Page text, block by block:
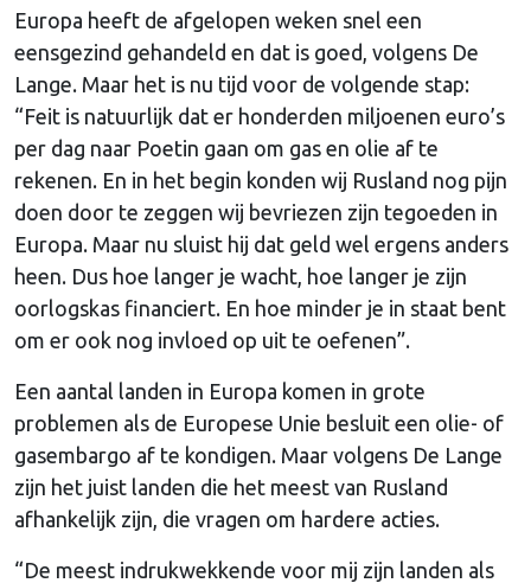
Europa heeft de afgelopen weken snel een
eensgezind gehandeld en dat is goed, volgens De
Lange. Maar het is nu tijd voor de volgende stap:
“Feit is natuurlijk dat er honderden miljoenen euro’s
per dag naar Poetin gaan om gas en olie af te
rekenen. En in het begin konden wij Rusland nog pijn
doen door te zeggen wij bevriezen zijn tegoeden in
Europa. Maar nu sluist hij dat geld wel ergens anders
heen. Dus hoe langer je wacht, hoe langer je zijn
oorlogskas financiert. En hoe minder je in staat bent
om er ook nog invloed op uit te oefenen”.
Een aantal landen in Europa komen in grote
problemen als de Europese Unie besluit een olie- of
gasembargo af te kondigen. Maar volgens De Lange
zijn het juist landen die het meest van Rusland
afhankelijk zijn, die vragen om hardere acties.
“De meest indrukwekkende voor mij zijn landen als